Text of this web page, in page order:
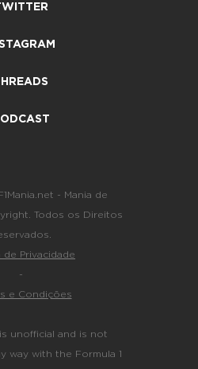
- Mania de
Todos os Direitos
de Privacidade
-
e Condições
unofficial and is not
way with the Formula 1